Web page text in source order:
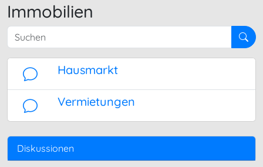
Immobilien
Suchen
Hausmarkt
Vermietungen
Diskussionen